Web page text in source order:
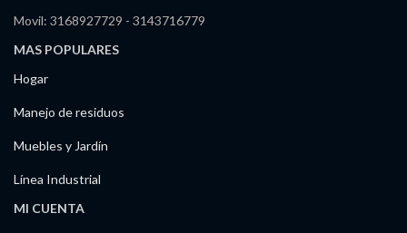
Movil: 3168927729 - 3143716779
MAS POPULARES
Hogar
Manejo de residuos
Muebles y Jardín
Línea Industrial
MI CUENTA